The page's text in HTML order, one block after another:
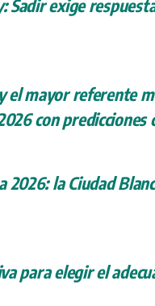
Sadir exige
el mayor referente
con predicciones
la Ciudad
para elegir el